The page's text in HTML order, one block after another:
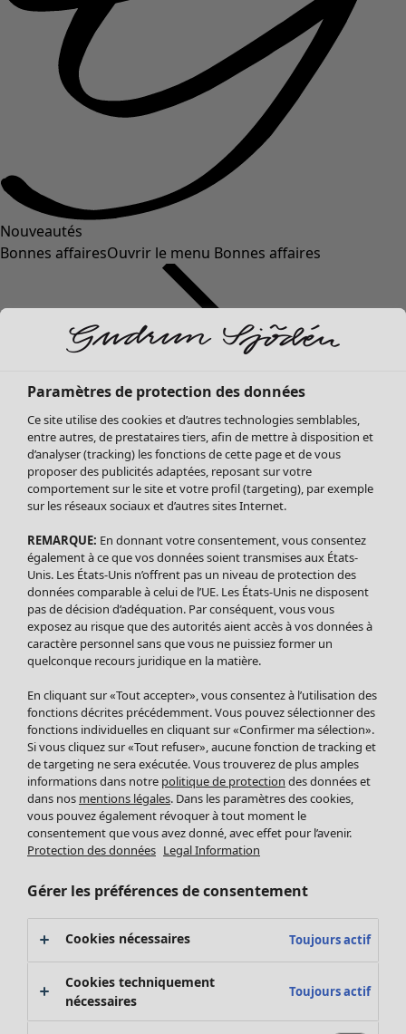
Nouveautés
Bonnes affairesOuvrir le menu Bonnes affaires
Soldes Vêtements
Tous les vêtements
Robes
Tuniques
Blouses
Tops
Gilets
Pantalon
Jupes
Leggings et collants
Accessoires
Chaussures
Vêtements de bain
Basics
Soldes Mobilier
Bonnes affaires déco
Décoration
Textiles
Tapis
Éponge
Paramètres de protection des données
Ce site utilise des cookies et d’autres technologies semblables,
entre autres, de prestataires tiers, afin de mettre à disposition et
d’analyser (tracking) les fonctions de cette page et de vous
proposer des publicités adaptées, reposant sur votre
comportement sur le site et votre profil (targeting), par exemple
sur les réseaux sociaux et d’autres sites Internet.
REMARQUE: En donnant votre consentement, vous consentez
également à ce que vos données soient transmises aux États-
Unis. Les États-Unis n’offrent pas un niveau de protection des
données comparable à celui de l’UE. Les États-Unis ne disposent
pas de décision d’adéquation. Par conséquent, vous vous
exposez au risque que des autorités aient accès à vos données à
caractère personnel sans que vous ne puissiez former un
quelconque recours juridique en la matière.
En cliquant sur «Tout accepter», vous consentez à l’utilisation des
fonctions décrites précédemment. Vous pouvez sélectionner des
fonctions individuelles en cliquant sur «Confirmer ma sélection».
Si vous cliquez sur «Tout refuser», aucune fonction de tracking et
de targeting ne sera exécutée. Vous trouverez de plus amples
informations dans notre politique de protection des données et
dans nos mentions légales. Dans les paramètres des cookies,
vous pouvez également révoquer à tout moment le
consentement que vous avez donné, avec effet pour l’avenir.
Protection des données Legal Information
Gérer les préférences de consentement
Cookies nécessaires Toujours actif
Cookies techniquement
nécessaires
Toujours actif